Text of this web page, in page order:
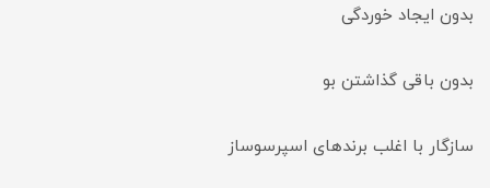
بدون ایجاد خوردگی
بدون باقی گذاشتن بو
سازگار با اغلب برندهای اسپرسوساز